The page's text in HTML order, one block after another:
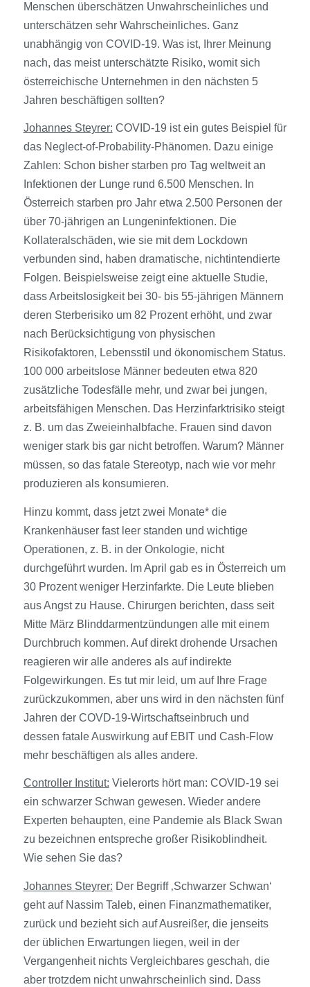
Menschen überschätzen Unwahrscheinliches und
unterschätzen sehr Wahrscheinliches. Ganz
unabhängig von COVID-19. Was ist, Ihrer Meinung
nach, das meist unterschätzte Risiko, womit sich
österreichische Unternehmen in den nächsten 5
Jahren beschäftigen sollten?
Johannes Steyrer: COVID-19 ist ein gutes Beispiel für
das Neglect-of-Probability-Phänomen. Dazu einige
Zahlen: Schon bisher starben pro Tag weltweit an
Infektionen der Lunge rund 6.500 Menschen. In
Österreich starben pro Jahr etwa 2.500 Personen der
über 70-jährigen an Lungeninfektionen. Die
Kollateralschäden, wie sie mit dem Lockdown
verbunden sind, haben dramatische, nichtintendierte
Folgen. Beispielsweise zeigt eine aktuelle Studie,
dass Arbeitslosigkeit bei 30- bis 55-jährigen Männern
deren Sterberisiko um 82 Prozent erhöht, und zwar
nach Berücksichtigung von physischen
Risikofaktoren, Lebensstil und ökonomischem Status.
100 000 arbeitslose Männer bedeuten etwa 820
zusätzliche Todesfälle mehr, und zwar bei jungen,
arbeitsfähigen Menschen. Das Herzinfarktrisiko steigt
z. B. um das Zweieinhalbfache. Frauen sind davon
weniger stark bis gar nicht betroffen. Warum? Männer
müssen, so das fatale Stereotyp, nach wie vor mehr
produzieren als konsumieren.
Hinzu kommt, dass jetzt zwei Monate* die
Krankenhäuser fast leer standen und wichtige
Operationen, z. B. in der Onkologie, nicht
durchgeführt wurden. Im April gab es in Österreich um
30 Prozent weniger Herzinfarkte. Die Leute blieben
aus Angst zu Hause. Chirurgen berichten, dass seit
Mitte März Blinddarmentzündungen alle mit einem
Durchbruch kommen. Auf direkt drohende Ursachen
reagieren wir alle anderes als auf indirekte
Folgewirkungen. Es tut mir leid, um auf Ihre Frage
zurückzukommen, aber uns wird in den nächsten fünf
Jahren der COVD-19-Wirtschaftseinbruch und
dessen fatale Auswirkung auf EBIT und Cash-Flow
mehr beschäftigen als alles andere.
Controller Institut: Vielerorts hört man: COVID-19 sei
ein schwarzer Schwan gewesen. Wieder andere
Experten behaupten, eine Pandemie als Black Swan
zu bezeichnen entspreche großer Risikoblindheit.
Wie sehen Sie das?
Johannes Steyrer: Der Begriff ‚Schwarzer Schwan‘
geht auf Nassim Taleb, einen Finanzmathematiker,
zurück und bezieht sich auf Ausreißer, die jenseits
der üblichen Erwartungen liegen, weil in der
Vergangenheit nichts Vergleichbares geschah, die
aber trotzdem nicht unwahrscheinlich sind. Dass